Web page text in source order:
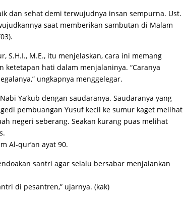
dan sehat demi terwujudnya insan sempurna. Ust.
saat memberikan sambutan di Malam
S.H.I., M.E., itu menjelaskan, cara ini memang
hati dalam menjalaninya. “Caranya
ungkapnya menggelegar.
Ya’kub dengan saudaranya. Saudaranya yang
pembuangan Yusuf kecil ke sumur kaget melihat
negeri seberang. Seakan kurang puas melihat
Al-qur’an ayat 90.
santri agar selalu bersabar menjalankan
di pesantren,” ujarnya. (kak)